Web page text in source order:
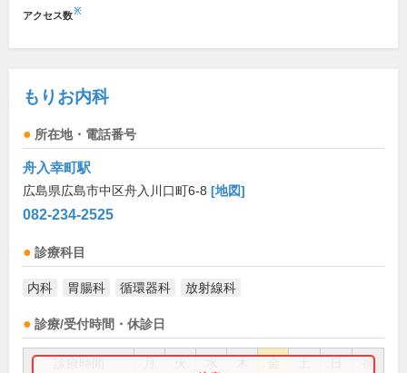
アクセス数※
もりお内科
所在地・電話番号
舟入幸町駅
広島県広島市中区舟入川口町6-8 [地図]
082-234-2525
診療科目
内科 胃腸科 循環器科 放射線科
診療/受付時間・休診日
祝